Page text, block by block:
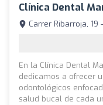
Clínica Dental
Carrer Ribarroja, 19
En la Clínica Dental
dedicamos a ofrecer
odontológicos
salud bucal de cada